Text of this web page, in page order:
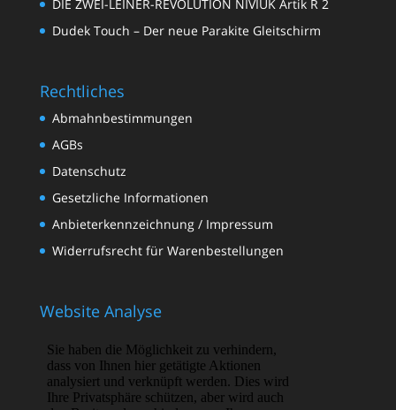
DIE ZWEI-LEINER-REVOLUTION NIVIUK Artik R 2
Dudek Touch – Der neue Parakite Gleitschirm
Rechtliches
Abmahnbestimmungen
AGBs
Datenschutz
Gesetzliche Informationen
Anbieterkennzeichnung / Impressum
Widerrufsrecht für Warenbestellungen
Website Analyse